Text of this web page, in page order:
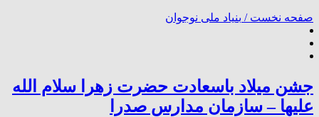
صفحه نخست / بنیاد ملی نوجوان
جشن میلاد باسعادت حضرت زهرا سلام الله
علیها – سازمان مدارس صدرا